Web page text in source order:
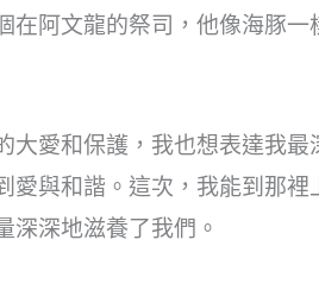
在阿文龍的祭司，他像海豚一
大愛和保護，我也想表達我最
愛與和諧。這次，我能到那裡
深深地滋養了我們。